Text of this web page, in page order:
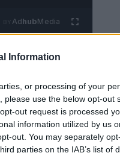
Information
or processing of your
use the below opt-out
out request is processed
information utilized by us
out. You may separately
parties on the IAB’s list of
BY AdhubMedia
ma anche un